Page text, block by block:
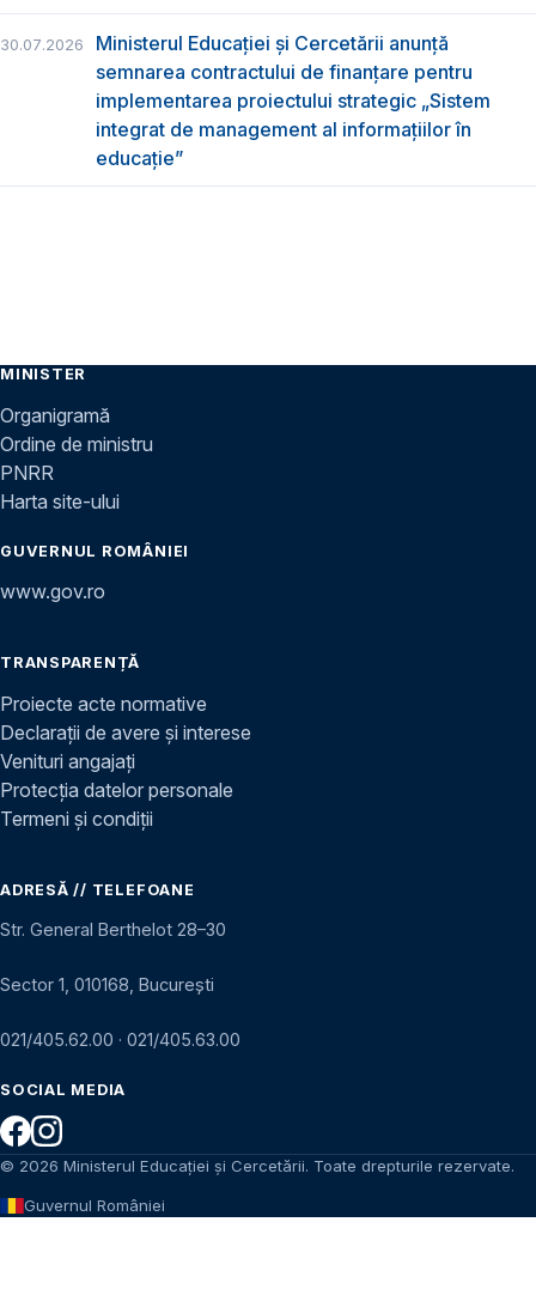
30.07.2026
Ministerul Educației și Cercetării anunță
semnarea contractului de finanțare pentru
implementarea proiectului strategic „Sistem
integrat de management al informațiilor în
educație”
MINISTER
Organigramă
Ordine de ministru
PNRR
Harta site-ului
GUVERNUL ROMÂNIEI
www.gov.ro
TRANSPARENȚĂ
Proiecte acte normative
Declarații de avere și interese
Venituri angajați
Protecția datelor personale
Termeni și condiții
ADRESĂ // TELEFOANE
Str. General Berthelot 28–30
Sector 1, 010168, București
021/405.62.00 · 021/405.63.00
SOCIAL MEDIA
© 2026 Ministerul Educației și Cercetării. Toate drepturile rezervate.
Guvernul României